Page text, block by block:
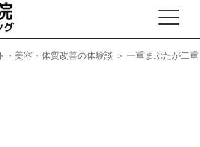
・美容・体質改善の体験談 ＞ 一重まぶたが二重